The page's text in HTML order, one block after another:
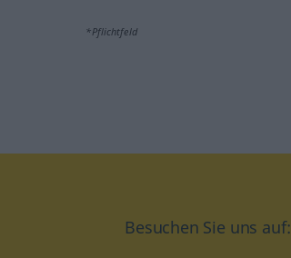
*Pflichtfeld
Besuchen Sie uns auf: